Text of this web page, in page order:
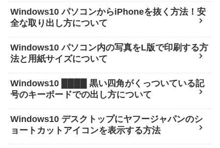
Windows10 パソコンからiPhoneを抜く方法！安
全な取り出し方について
Windows10 パソコン内の写真をL版で印刷する方
法と用紙サイズについて
Windows10 ████ 黒い四角がくっついている記
号のキーボードでの出し方について
Windows10 デスクトップにヤフージャパンのシ
ョートカットアイコンを表示する方法